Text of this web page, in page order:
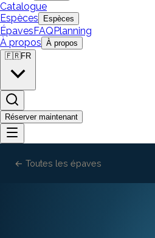
Catalogue
Espèces
Espèces
ÉpavesFAQPlanning
À propos À propos
🇫🇷FR
Réserver maintenant
← Toutes les épaves